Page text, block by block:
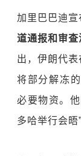
加里巴巴迪宣
道通报和审
出，伊朗代
将部分解冻
必要物资。
多哈举行会晤”